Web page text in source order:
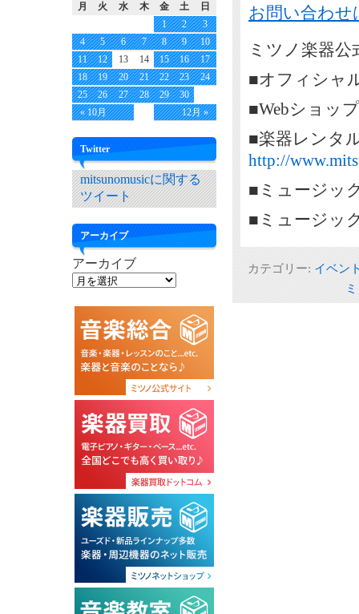
お問い合わせ
ミツノ楽器
■オフィシャ
■Webショッ
■楽器レンタ
http://
■ミュージッ
■ミュージッ
カテゴリー: イベン
月
火 水 木 金 土 日
« 10月 12月 »
1 2
3
4
5 6 7 8 9
10
11
12 13 14 15 16
17
18
19 20 21 22 23
24
25
26 27 28 29 30
Twitter
mitsunomusicに関する
ツイート
アーカイブ
アーカイブ